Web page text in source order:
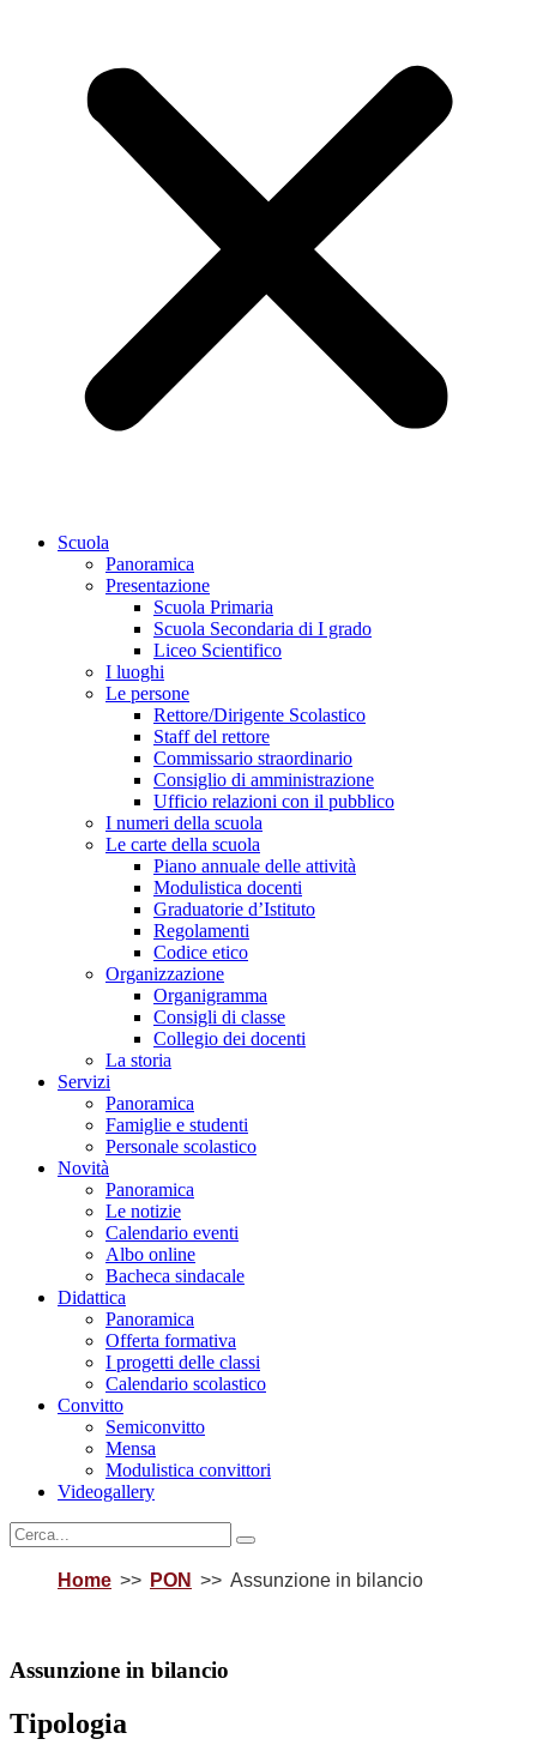
Scuola
Panoramica
Presentazione
Scuola Primaria
Scuola Secondaria di I grado
Liceo Scientifico
I luoghi
Le persone
Rettore/Dirigente Scolastico
Staff del rettore
Commissario straordinario
Consiglio di amministrazione
Ufficio relazioni con il pubblico
I numeri della scuola
Le carte della scuola
Piano annuale delle attività
Modulistica docenti
Graduatorie d’Istituto
Regolamenti
Codice etico
Organizzazione
Organigramma
Consigli di classe
Collegio dei docenti
La storia
Servizi
Panoramica
Famiglie e studenti
Personale scolastico
Novità
Panoramica
Le notizie
Calendario eventi
Albo online
Bacheca sindacale
Didattica
Panoramica
Offerta formativa
I progetti delle classi
Calendario scolastico
Convitto
Semiconvitto
Mensa
Modulistica convittori
Videogallery
Home PON Assunzione in bilancio
Assunzione in bilancio
Tipologia